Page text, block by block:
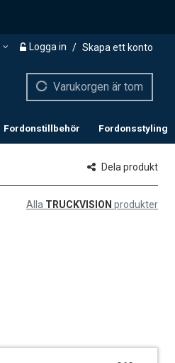
Logga in / Skapa ett konto
Varukorgen är tom
Fordonstillbehör Fordonsstyling
Dela produkt
Alla TRUCKVISION produkter